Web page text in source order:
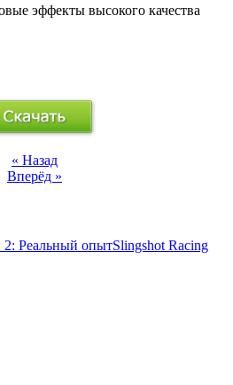
эффекты высокого качества
« Назад
Вперёд »
2: Реальный опытSlingshot Racing